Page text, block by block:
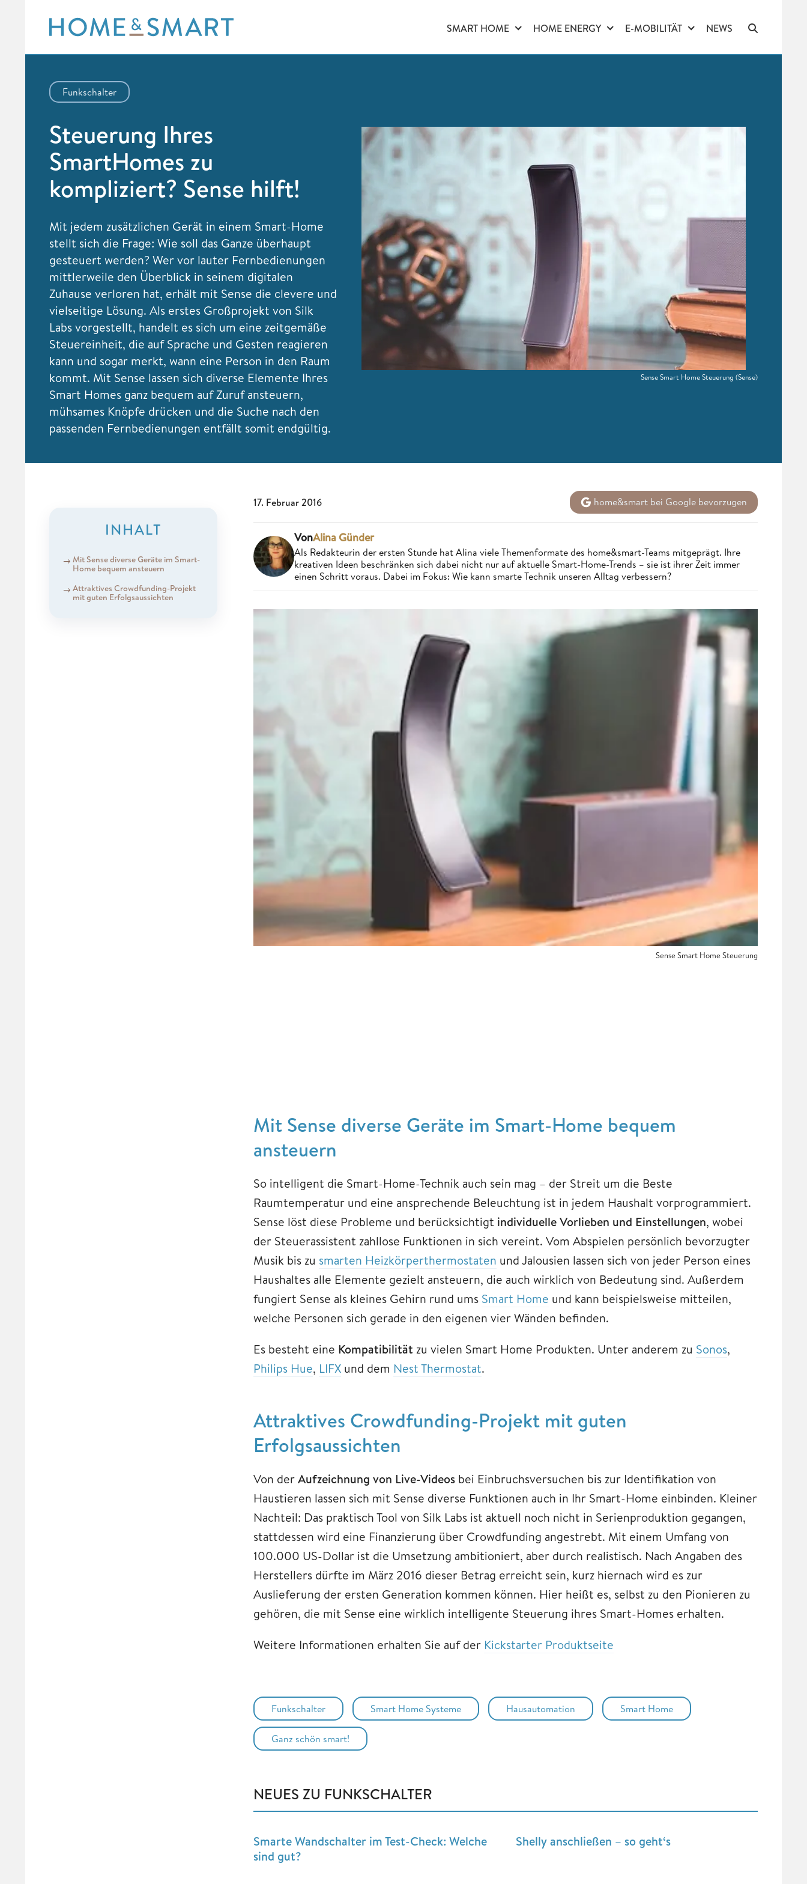
content
SMART HOME HOME ENERGY E-MOBILITÄT NEWS
Funkschalter
Steuerung Ihres
SmartHomes zu
kompliziert? Sense hilft!
Mit jedem zusätzlichen Gerät in einem Smart-Home
stellt sich die Frage: Wie soll das Ganze überhaupt
gesteuert werden? Wer vor lauter Fernbedienungen
mittlerweile den Überblick in seinem digitalen
Zuhause verloren hat, erhält mit Sense die clevere und
vielseitige Lösung. Als erstes Großprojekt von Silk
Labs vorgestellt, handelt es sich um eine zeitgemäße
Steuereinheit, die auf Sprache und Gesten reagieren
kann und sogar merkt, wann eine Person in den Raum
kommt. Mit Sense lassen sich diverse Elemente Ihres
Smart Homes ganz bequem auf Zuruf ansteuern,
mühsames Knöpfe drücken und die Suche nach den
passenden Fernbedienungen entfällt somit endgültig.
Sense Smart Home Steuerung (Sense)
INHALT
Mit Sense diverse Geräte im Smart-
Home bequem ansteuern
Attraktives Crowdfunding-Projekt
mit guten Erfolgsaussichten
17. Februar 2016 home&smart bei Google bevorzugen
VonAlina Günder
Als Redakteurin der ersten Stunde hat Alina viele Themenformate des home&smart-Teams mitgeprägt. Ihre
kreativen Ideen beschränken sich dabei nicht nur auf aktuelle Smart-Home-Trends – sie ist ihrer Zeit immer
einen Schritt voraus. Dabei im Fokus: Wie kann smarte Technik unseren Alltag verbessern?
Sense Smart Home Steuerung
Mit Sense diverse Geräte im Smart-Home bequem
ansteuern
So intelligent die Smart-Home-Technik auch sein mag – der Streit um die Beste
Raumtemperatur und eine ansprechende Beleuchtung ist in jedem Haushalt vorprogrammiert.
Sense löst diese Probleme und berücksichtigt individuelle Vorlieben und Einstellungen, wobei
der Steuerassistent zahllose Funktionen in sich vereint. Vom Abspielen persönlich bevorzugter
Musik bis zu smarten Heizkörperthermostaten und Jalousien lassen sich von jeder Person eines
Haushaltes alle Elemente gezielt ansteuern, die auch wirklich von Bedeutung sind. Außerdem
fungiert Sense als kleines Gehirn rund ums Smart Home und kann beispielsweise mitteilen,
welche Personen sich gerade in den eigenen vier Wänden befinden.
Es besteht eine Kompatibilität zu vielen Smart Home Produkten. Unter anderem zu Sonos,
Philips Hue, LIFX und dem Nest Thermostat.
Attraktives Crowdfunding-Projekt mit guten
Erfolgsaussichten
Von derAufzeichnung von Live-Videos bei Einbruchsversuchen bis zur Identifikation von
Haustieren lassen sich mit Sense diverse Funktionen auch in Ihr Smart-Home einbinden. Kleiner
Nachteil: Das praktisch Tool von Silk Labs ist aktuell noch nicht in Serienproduktion gegangen,
stattdessen wird eine Finanzierung über Crowdfunding angestrebt. Mit einem Umfang von
100.000 US-Dollar ist die Umsetzung ambitioniert, aber durch realistisch. Nach Angaben des
Herstellers dürfte im März 2016 dieser Betrag erreicht sein, kurz hiernach wird es zur
Auslieferung der ersten Generation kommen können. Hier heißt es, selbst zu den Pionieren zu
gehören, die mit Sense eine wirklich intelligente Steuerung ihres Smart-Homes erhalten.
Weitere Informationen erhalten Sie auf der Kickstarter Produktseite
Funkschalter Smart Home Systeme Hausautomation Smart Home
Ganz schön smart!
NEUES ZU FUNKSCHALTER
Smarte Wandschalter im Test-Check: Welche
sind gut?
Shelly anschließen – so geht‘s